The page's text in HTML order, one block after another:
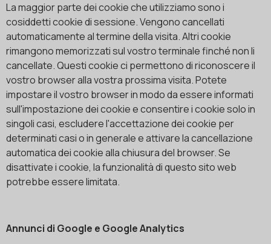
La maggior parte dei cookie che utilizziamo sono i
cosiddetti cookie di sessione. Vengono cancellati
automaticamente al termine della visita. Altri cookie
rimangono memorizzati sul vostro terminale finché non li
cancellate. Questi cookie ci permettono di riconoscere il
vostro browser alla vostra prossima visita. Potete
impostare il vostro browser in modo da essere informati
sull'impostazione dei cookie e consentire i cookie solo in
singoli casi, escludere l'accettazione dei cookie per
determinati casi o in generale e attivare la cancellazione
automatica dei cookie alla chiusura del browser. Se
disattivate i cookie, la funzionalità di questo sito web
potrebbe essere limitata.
Annunci di Google e Google Analytics